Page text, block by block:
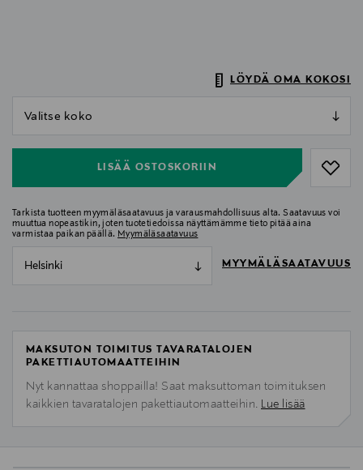
LÖYDÄ OMA KOKOSI
LISÄÄ OSTOSKORIIN
Tarkista tuotteen myymäläsaatavuus ja varausmahdollisuus alta. Saatavuus voi
muuttua nopeastikin, joten tuotetiedoissa näyttämämme tieto pitää aina
varmistaa paikan päällä. Myymäläsaatavuus
Helsinki MYYMÄLÄSAATAVUUS
MAKSUTON TOIMITUS TAVARATALOJEN
PAKETTIAUTOMAATTEIHIN
Nyt kannattaa shoppailla! Saat maksuttoman toimituksen
kaikkien tavaratalojen pakettiautomaatteihin. Lue lisää